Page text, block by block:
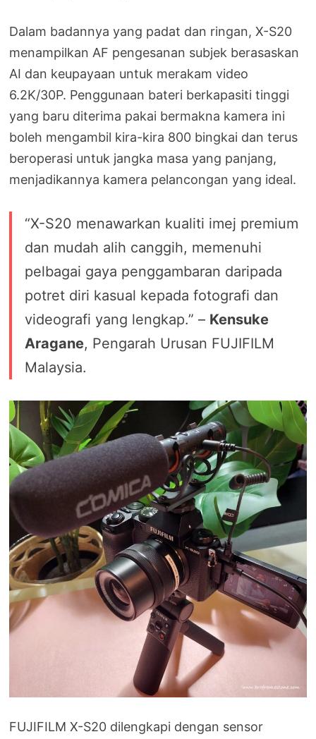
Dalam badannya yang padat dan ringan, X-S20
menampilkan AF pengesanan subjek berasaskan
AI dan keupayaan untuk merakam video
6.2K/30P. Penggunaan bateri berkapasiti tinggi
yang baru diterima pakai bermakna kamera ini
boleh mengambil kira-kira 800 bingkai dan terus
beroperasi untuk jangka masa yang panjang,
menjadikannya kamera pelancongan yang ideal.
“X-S20 menawarkan kualiti imej premium
dan mudah alih canggih, memenuhi
pelbagai gaya penggambaran daripada
potret diri kasual kepada fotografi dan
videografi yang lengkap.” – Kensuke
Aragane, Pengarah Urusan FUJIFILM
Malaysia.
FUJIFILM X-S20 dilengkapi dengan sensor